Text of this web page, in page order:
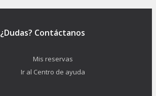
¿Dudas? Contáctanos
Mis reservas
Ir al Centro de ayuda